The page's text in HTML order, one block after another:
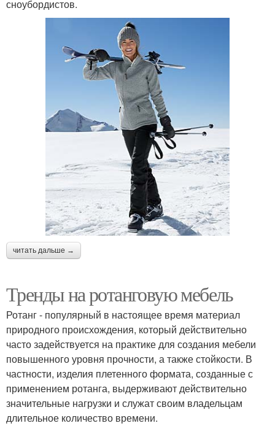
сноубордистов.
читать дальше →
Тренды на ротанговую мебель
Ротанг - популярный в настоящее время материал
природного происхождения, который действительно
часто задействуется на практике для создания мебели
повышенного уровня прочности, а также стойкости. В
частности, изделия плетенного формата, созданные с
применением ротанга, выдерживают действительно
значительные нагрузки и служат своим владельцам
длительное количество времени.